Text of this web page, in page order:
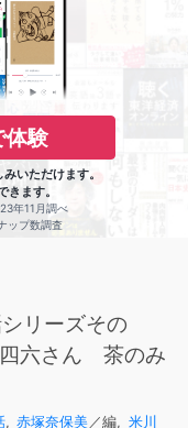
体験
いただけます。
ます。
年11月調べ
ップ数調査
リーズその
六さん 茶のみ
, 赤塚奈保美／編, 米川